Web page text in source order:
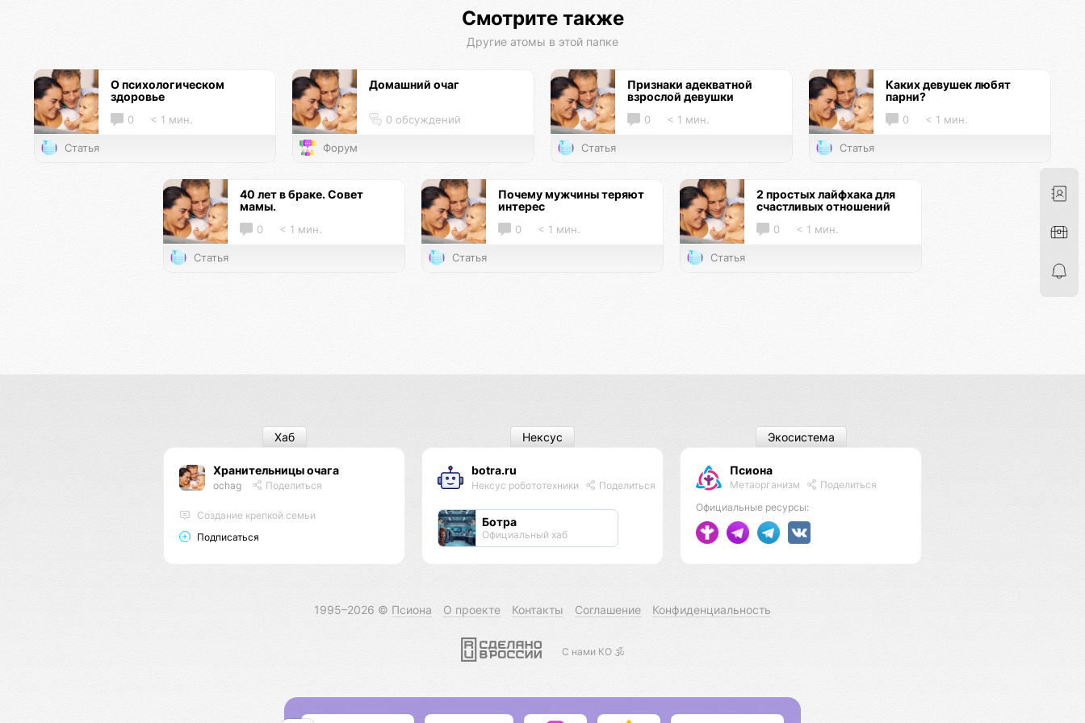
Смотрите также
Другие атомы в этой папке
О психологическом
здоровье
0 < 1 мин.
Статья
Домашний очаг
0 обсуждений
Форум
Признаки адекватной
взрослой девушки
0 < 1 мин.
Статья
Каких девушек любят
парни?
0 < 1 мин.
Статья
40 лет в браке. Совет
мамы.
0 < 1 мин.
Статья
Почему мужчины теряют
интерес
0 < 1 мин.
Статья
2 простых лайфхака для
счастливых отношений
0 < 1 мин.
Статья
Хранительницы очага
ochag Поделиться
Создание крепкой семьи
Подписаться
Хаб
botra.ru
Нексус робототехники Поделиться
Ботра
Официальный хаб
Нексус
Псиона
Метаорганизм
Поделиться
Официальные ресурсы:
Экосистема
1995–2026 © Псиона О проекте Контакты Соглашение Конфиденциальность
С нами КО 🕉️